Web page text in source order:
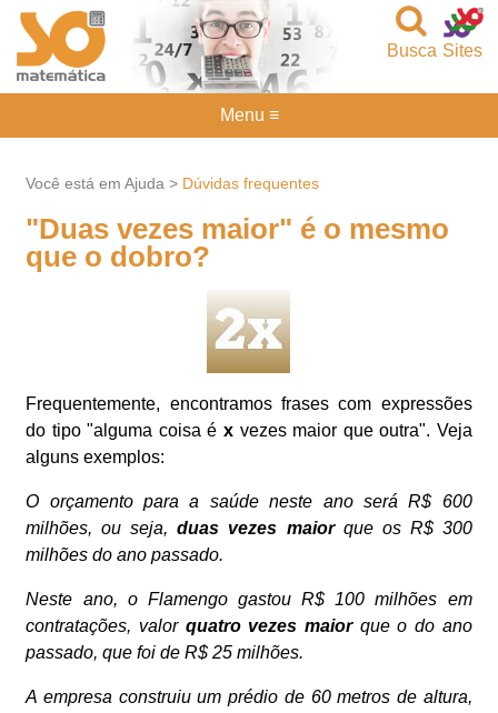
Sites
Busca
Você está em Ajuda > Dúvidas frequentes
"Duas vezes maior" é o mesmo
que o dobro?
Frequentemente, encontramos frases com expressões
do tipo "alguma coisa é x vezes maior que outra". Veja
alguns exemplos:
O orçamento para a saúde neste ano será R$ 600
milhões, ou seja,duas vezes maiorque os R$ 300
milhões do ano passado.
Neste ano, o Flamengo gastou R$ 100 milhões em
contratações, valor quatro vezes maiorque o do ano
passado, que foi de R$ 25 milhões.
A empresa construiu um prédio de 60 metros de altura,